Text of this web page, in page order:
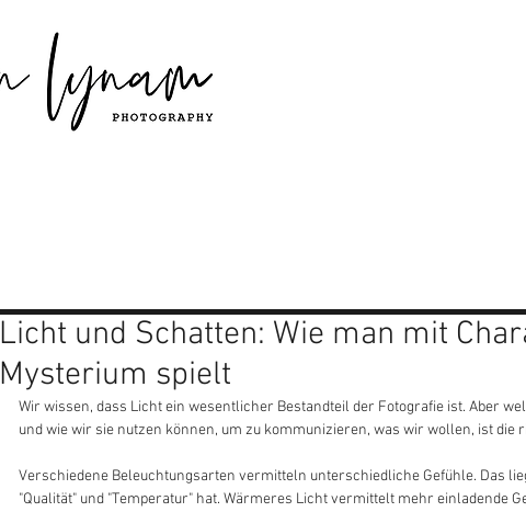
Licht und Schatten: Wie man mit
Mysterium spielt
Wir wissen, dass Licht ein wesentlicher Bestandteil der Fotografie ist. Aber
und wie wir sie nutzen können, um zu kommunizieren, was wir wollen, ist die
Verschiedene Beleuchtungsarten vermitteln unterschiedliche Gefühle. Das
"Qualität" und "Temperatur" hat. Wärmeres Licht vermittelt mehr einladende